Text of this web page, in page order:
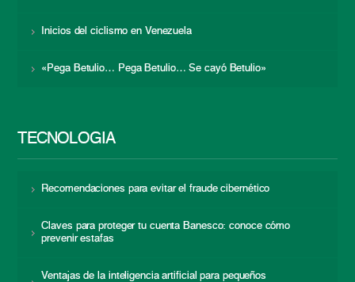
Inicios del ciclismo en Venezuela
«Pega Betulio… Pega Betulio… Se cayó Betulio»
TECNOLOGÍA
Recomendaciones para evitar el fraude cibernético
Claves para proteger tu cuenta Banesco: conoce cómo
prevenir estafas
Ventajas de la inteligencia artificial para pequeños